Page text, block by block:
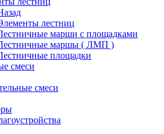
лестниц
марши с площадками
маршы ( ЛМП )
площадки
смеси
смеси